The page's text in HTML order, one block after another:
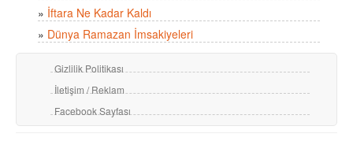
» İftara Ne Kadar Kaldı
» Dünya Ramazan İmsakiyeleri
Gizlilik Politikası
İletişim / Reklam
Facebook Sayfası